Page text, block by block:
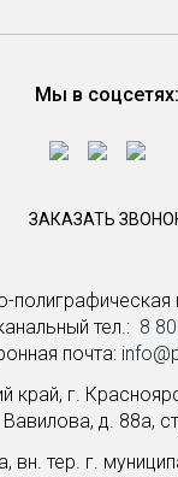
полиграфическая
тел.:
8
почта:
край, г.
Вавилова, д. 88а,
вн. тер. г.
Мы в соцсетях:
ЗАКАЗАТЬ